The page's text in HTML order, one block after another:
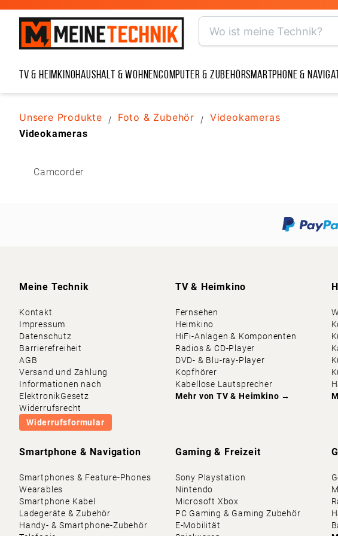
TV & HeimkinoHaushalt & WohnenComputer & ZubehörSmartphone &
Unsere Produkte / Foto & Zubehör / Videokameras
Videokameras
Camcorder
Meine Technik
Kontakt
Impressum
Datenschutz
Barrierefreiheit
AGB
Versand und Zahlung
Informationen nach
ElektronikGesetz
Widerrufsrecht
Widerrufsformular
TV & Heimkino
Fernsehen
Heimkino
HiFi-Anlagen & Komponenten
Radios & CD-Player
DVD- & Blu-ray-Player
Kopfhörer
Kabellose Lautsprecher
Mehr von TV & Heimkino →
Smartphone & Navigation
Smartphones & Feature-Phones
Wearables
Smartphone Kabel
Ladegeräte & Zubehör
Handy- & Smartphone-Zubehör
Gaming & Freizeit
Sony Playstation
Nintendo
Microsoft Xbox
PC Gaming & Gaming Zubehör
E-Mobilität